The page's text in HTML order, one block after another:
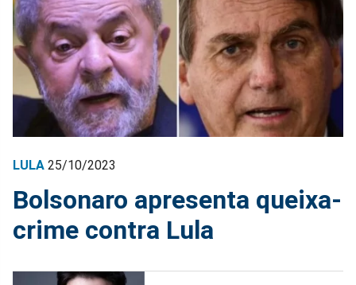
LULA 25/10/2023
Bolsonaro apresenta queixa-
crime contra Lula